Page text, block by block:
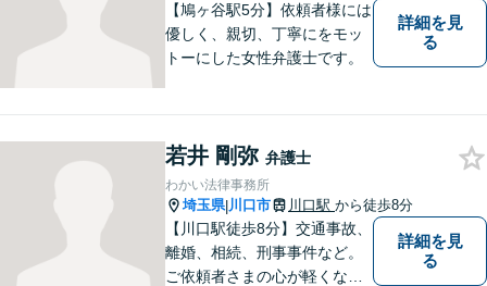
【鳩ヶ谷駅5分】依頼者様には
優しく、親切、丁寧にをモッ
トーにした女性弁護士です。
詳細を見
る
若井 剛弥 弁護士
わかい法律事務所
埼玉県|川口市 川口駅 から徒歩8分
【川口駅徒歩8分】交通事故、
離婚、相続、刑事事件など。
ご依頼者さまの心が軽くなる
詳細を見
る